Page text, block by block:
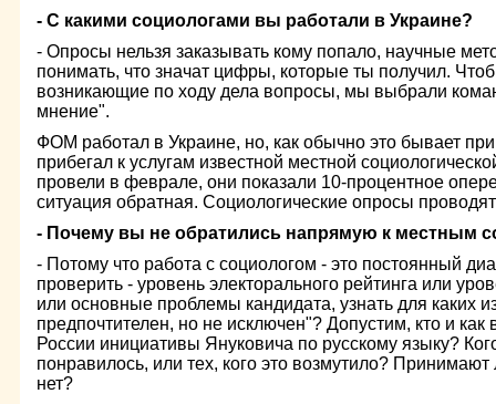
- С какими социологами вы работали в Украине?
- Опросы нельзя заказывать кому попало, научные
понимать, что значат цифры, которые ты получил.
возникающие по ходу дела вопросы, мы выбрали
мнение".
ФОМ работал в Украине, но, как обычно это бывает при
прибегал к услугам известной местной
провели в феврале, они показали 10-процентное
ситуация обратная. Социологические опросы
- Почему вы не обратились напрямую к местным
- Потому что работа с социологом - это постоянный
проверить - уровень электорального рейтинга или
или основные проблемы кандидата, узнать для каких
предпочтителен, но не исключен"? Допустим, кто и
России инициативы Януковича по русскому языку?
понравилось, или тех, кого это возмутило?
нет?